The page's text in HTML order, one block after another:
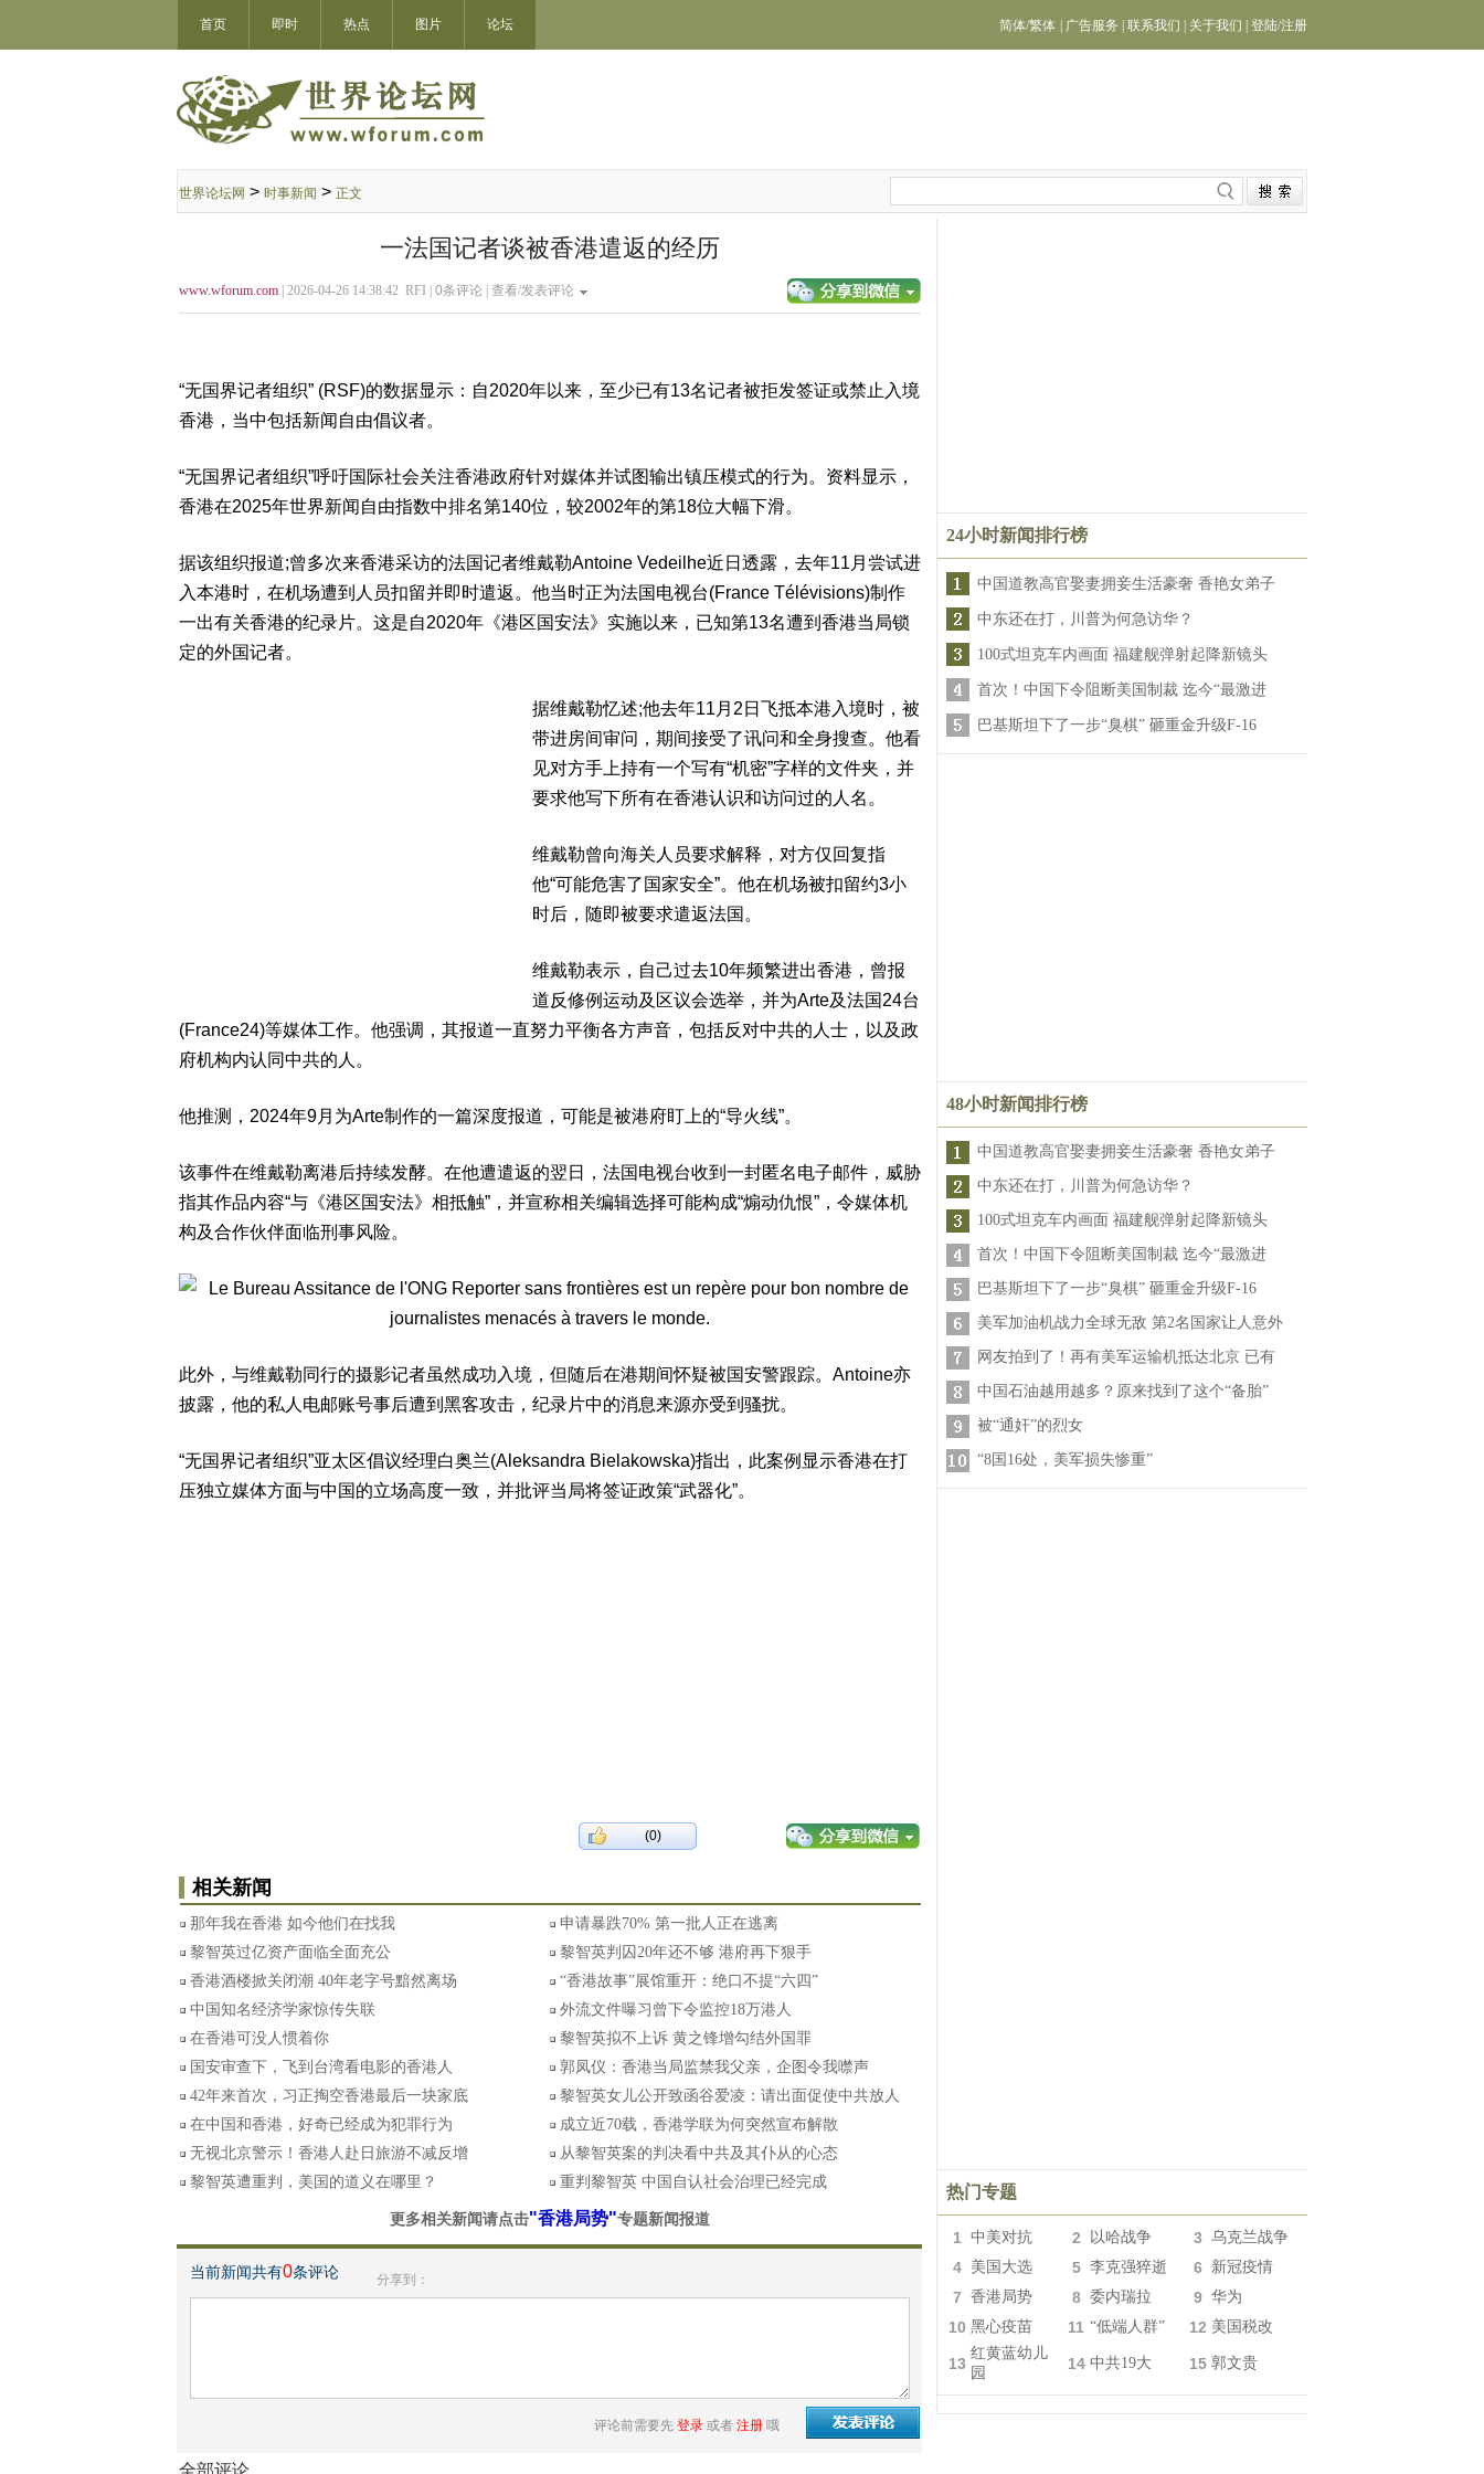
首页 即时 热点 图片 论坛 简体/繁体 广告服务 联系我们 关于我们 登陆/注册
世界论坛网 > 时事新闻 > 正文
一法国记者谈被香港遣返的经历
www.wforum.com | 2026-04-26 14:38:42 RFI | 0条评论 | 查看/发表评论
“无国界记者组织” (RSF)的数据显示：自2020年以来，至少已有13名记者被拒发签证或禁止入境
香港，当中包括新闻自由倡议者。
“无国界记者组织”呼吁国际社会关注香港政府针对媒体并试图输出镇压模式的行为。资料显示，
香港在2025年世界新闻自由指数中排名第140位，较2002年的第18位大幅下滑。
据该组织报道;曾多次来香港采访的法国记者维戴勒Antoine Vedeilhe近日透露，去年11月尝试进
入本港时，在机场遭到人员扣留并即时遣返。他当时正为法国电视台(France Télévisions)制作
一出有关香港的纪录片。这是自2020年《港区国安法》实施以来，已知第13名遭到香港当局锁
定的外国记者。
据维戴勒忆述;他去年11月2日飞抵本港入境时，被
带进房间审问，期间接受了讯问和全身搜查。他看
见对方手上持有一个写有“机密”字样的文件夹，并
要求他写下所有在香港认识和访问过的人名。
维戴勒曾向海关人员要求解释，对方仅回复指
他“可能危害了国家安全”。他在机场被扣留约3小
时后，随即被要求遣返法国。
维戴勒表示，自己过去10年频繁进出香港，曾报
道反修例运动及区议会选举，并为Arte及法国24台
(France24)等媒体工作。他强调，其报道一直努力平衡各方声音，包括反对中共的人士，以及政
府机构内认同中共的人。
他推测，2024年9月为Arte制作的一篇深度报道，可能是被港府盯上的“导火线”。
该事件在维戴勒离港后持续发酵。在他遭遣返的翌日，法国电视台收到一封匿名电子邮件，威胁
指其作品内容“与《港区国安法》相抵触”，并宣称相关编辑选择可能构成“煽动仇恨”，令媒体机
构及合作伙伴面临刑事风险。
此外，与维戴勒同行的摄影记者虽然成功入境，但随后在港期间怀疑被国安警跟踪。Antoine亦
披露，他的私人电邮账号事后遭到黑客攻击，纪录片中的消息来源亦受到骚扰。
“无国界记者组织”亚太区倡议经理白奥兰(Aleksandra Bielakowska)指出，此案例显示香港在打
压独立媒体方面与中国的立场高度一致，并批评当局将签证政策“武器化”。
(0)
相关新闻
那年我在香港 如今他们在找我
申请暴跌70% 第一批人正在逃离
黎智英过亿资产面临全面充公
黎智英判囚20年还不够 港府再下狠手
香港酒楼掀关闭潮 40年老字号黯然离场
“香港故事”展馆重开：绝口不提“六四”
中国知名经济学家惊传失联
外流文件曝习曾下令监控18万港人
在香港可没人惯着你
黎智英拟不上诉 黄之锋增勾结外国罪
国安审查下，飞到台湾看电影的香港人
郭凤仪：香港当局监禁我父亲，企图令我噤声
42年来首次，习正掏空香港最后一块家底
黎智英女儿公开致函谷爱凌：请出面促使中共放人
在中国和香港，好奇已经成为犯罪行为
成立近70载，香港学联为何突然宣布解散
无视北京警示！香港人赴日旅游不减反增
从黎智英案的判决看中共及其仆从的心态
黎智英遭重判，美国的道义在哪里？
重判黎智英 中国自认社会治理已经完成
更多相关新闻请点击"香港局势"专题新闻报道
当前新闻共有0条评论 分享到：
评论前需要先 登录 或者 注册 哦
全部评论
24小时新闻排行榜
中国道教高官娶妻拥妾生活豪奢 香艳女弟子
中东还在打，川普为何急访华？
100式坦克车内画面 福建舰弹射起降新镜头
首次！中国下令阻断美国制裁 迄今“最激进
巴基斯坦下了一步“臭棋” 砸重金升级F-16
48小时新闻排行榜
中国道教高官娶妻拥妾生活豪奢 香艳女弟子
中东还在打，川普为何急访华？
100式坦克车内画面 福建舰弹射起降新镜头
首次！中国下令阻断美国制裁 迄今“最激进
巴基斯坦下了一步“臭棋” 砸重金升级F-16
美军加油机战力全球无敌 第2名国家让人意外
网友拍到了！再有美军运输机抵达北京 已有
中国石油越用越多？原来找到了这个“备胎”
被“通奸”的烈女
“8国16处，美军损失惨重”
热门专题
1 中美对抗 2 以哈战争 3 乌克兰战争
4 美国大选 5 李克强猝逝 6 新冠疫情
7 香港局势 8 委内瑞拉 9 华为
10 黑心疫苗 11 “低端人群” 12 美国税改
13
红黄蓝幼儿
园
14 中共19大 15 郭文贵